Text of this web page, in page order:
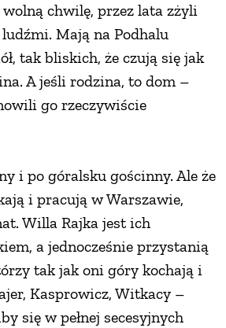
chwilę, przez lata zżyli
Mają na Podhalu
tak bliskich, że czują się jak
A jeśli rodzina, to dom –
go rzeczywiście
i po góralsku gościnny. Ale że
i pracują w Warszawie,
Willa Rajka jest ich
a jednocześnie przystanią
tak jak oni góry kochają i
Kasprowicz, Witkacy –
się w pełnej secesyjnych
ŚNIADANIA
PRZYSTAWKI
ZUPY
I DESERY
DODATKI
PRZETWORY